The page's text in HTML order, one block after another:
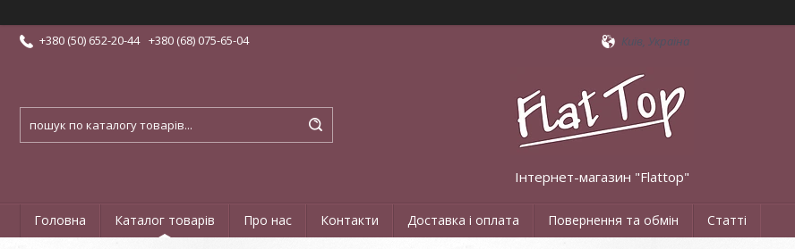
+380 (50) 652-20-44 +380 (68) 075-65-04 Київ, Україна
Інтернет-магазин "Flattop"
Головна Каталог товарів Про нас Контакти Доставка і оплата Повернення та обмін Статті